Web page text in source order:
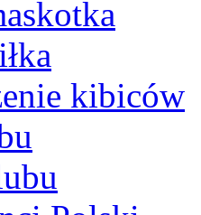
kibiców